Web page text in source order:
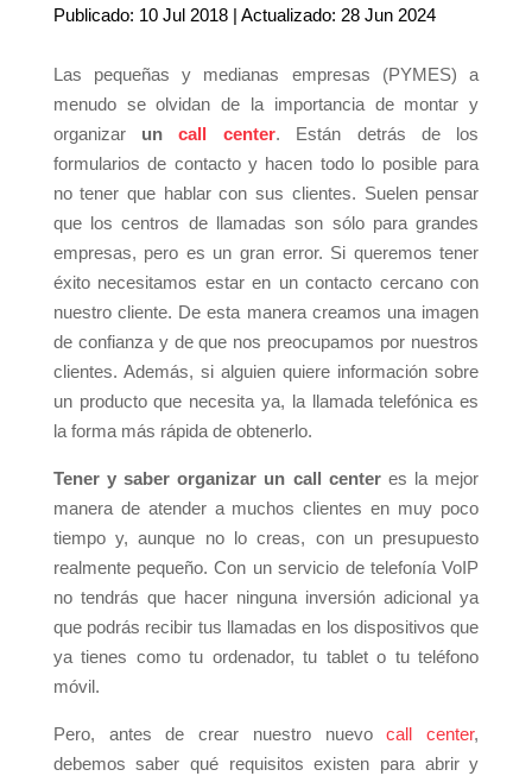
Publicado: 10 Jul 2018 | Actualizado: 28 Jun 2024
Las pequeñas y medianas empresas (PYMES) a
menudo se olvidan de la importancia de montar y
organizaruncall center. Están detrás de los
formularios de contacto y hacen todo lo posible para
no tener que hablar con sus clientes. Suelen pensar
que los centros de llamadas son sólo para grandes
empresas, pero es un gran error. Si queremos tener
éxito necesitamos estar en un contacto cercano con
nuestro cliente. De esta manera creamos una imagen
de confianza y de que nos preocupamos por nuestros
clientes. Además, si alguien quiere información sobre
un producto que necesita ya, la llamada telefónica es
la forma más rápida de obtenerlo.
Tener y saber organizar un call centeres la mejor
manera de atender a muchos clientes en muy poco
tiempo y, aunque no lo creas, con un presupuesto
realmente pequeño. Con un servicio de telefonía VoIP
no tendrás que hacer ninguna inversión adicional ya
que podrás recibir tus llamadas en los dispositivos que
ya tienes como tu ordenador, tu tablet o tu teléfono
móvil.
Pero, antes de crear nuestro nuevocall center,
debemos saber qué requisitos existen para abrir y